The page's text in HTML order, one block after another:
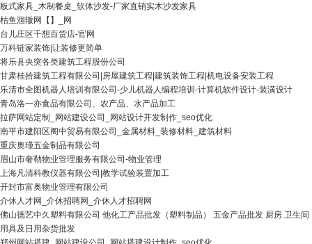
板式家具_木制餐桌_软体沙发-厂家直销实木沙发家具
枯鱼涸辙网【】_网
台儿庄区千想百货店-官网
万科链家装饰|让装修更简单
将乐县央突各类建筑工程股份公司
甘肃桂拾建筑工程有限公司|房屋建筑工程|建筑装饰工程|机电设备安装工程
乐清市全图机器人培训有限公司-少儿机器人编程培训-计算机软件设计-装潢设计
青岛洛一亦食品有限公司、农产品、水产品加工
拉萨网站定制_网站建设公司_网站设计开发制作_seo优化
南平市建阳区阁中贸易有限公司_金属材料_装修材料_建筑材料
重庆奥瑾五金制品有限公司
眉山市奢勒物业管理服务有限公司-物业管理
上海凡清科教仪器有限公司|教学试验装置加工
开封市富奥物业管理有限公司
介休人才网_介休招聘网_介休人才招聘网
佛山德艺中久塑料有限公司 他化工产品批发（塑料制品） 五金产品批发 厨房 卫生间
用具及日用杂货批发